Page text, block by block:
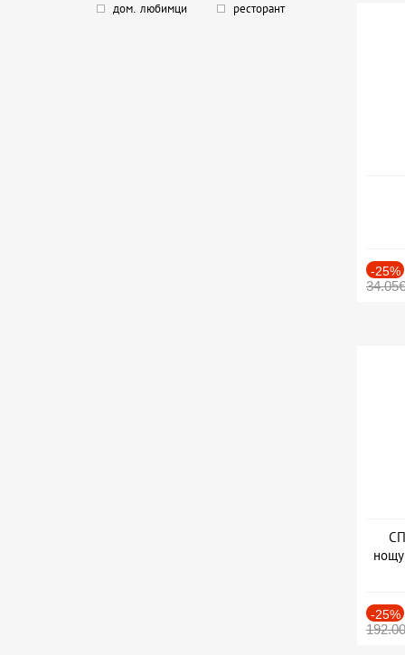
дом. любимци
ресторант
-25%
34.05€
-25%